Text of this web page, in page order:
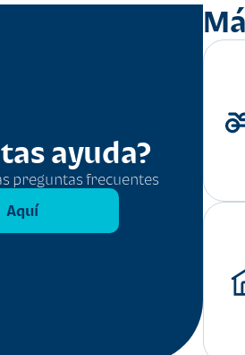
ayuda?
preguntas frecuentes
Aquí